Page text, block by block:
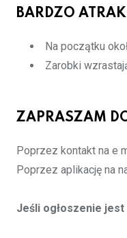
BARDZO
Na początku
Zarobki
ZAPRASZAM
Poprzez kontakt na e
Poprzez aplikację na
Jeśli ogłoszenie